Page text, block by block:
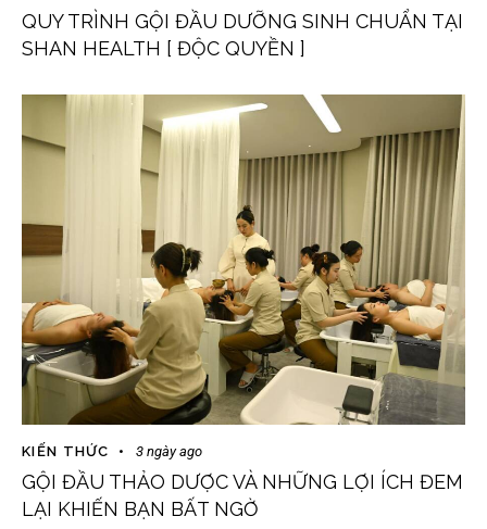
QUY TRÌNH GỘI ĐẦU DƯỠNG SINH CHUẨN TẠI
SHAN HEALTH [ ĐỘC QUYỀN ]
KIẾN THỨC 3 ngày ago
GỘI ĐẦU THẢO DƯỢC VÀ NHỮNG LỢI ÍCH ĐEM
LẠI KHIẾN BẠN BẤT NGỜ